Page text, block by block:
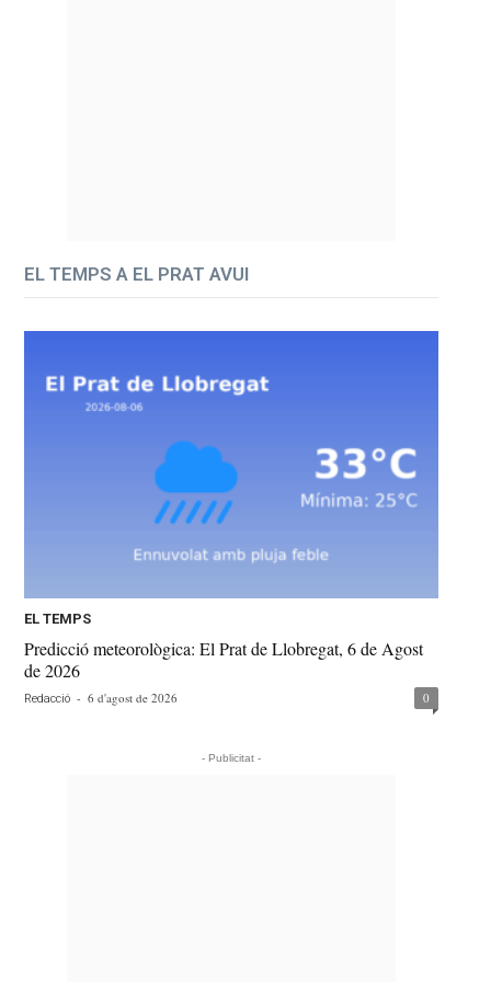
EL TEMPS A EL PRAT AVUI
EL TEMPS
Predicció meteorològica: El Prat de Llobregat, 6 de Agost
de 2026
Redacció - 6 d'agost de 2026 0
- Publicitat -